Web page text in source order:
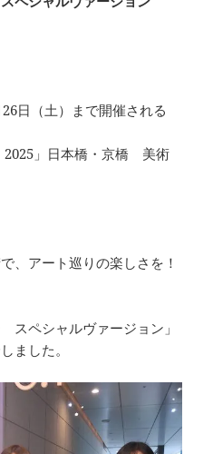
日（土）まで開催される
」日本橋・京橋 美術
、アート巡りの楽しさを！
スペシャルヴァージョン」
ました。